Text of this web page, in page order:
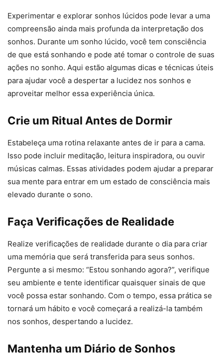
Experimentar e explorar sonhos lúcidos pode levar a uma
compreensão ainda mais profunda da interpretação dos
sonhos. Durante um sonho lúcido, você tem consciência
de que está sonhando e pode até tomar o controle de suas
ações no sonho. Aqui estão algumas dicas e técnicas úteis
para ajudar você a despertar a lucidez nos sonhos e
aproveitar melhor essa experiência única.
Crie um Ritual Antes de Dormir
Estabeleça uma rotina relaxante antes de ir para a cama.
Isso pode incluir meditação, leitura inspiradora, ou ouvir
músicas calmas. Essas atividades podem ajudar a preparar
sua mente para entrar em um estado de consciência mais
elevado durante o sono.
Faça Verificações de Realidade
Realize verificações de realidade durante o dia para criar
uma memória que será transferida para seus sonhos.
Pergunte a si mesmo: “Estou sonhando agora?”, verifique
seu ambiente e tente identificar quaisquer sinais de que
você possa estar sonhando. Com o tempo, essa prática se
tornará um hábito e você começará a realizá-la também
nos sonhos, despertando a lucidez.
Mantenha um Diário de Sonhos